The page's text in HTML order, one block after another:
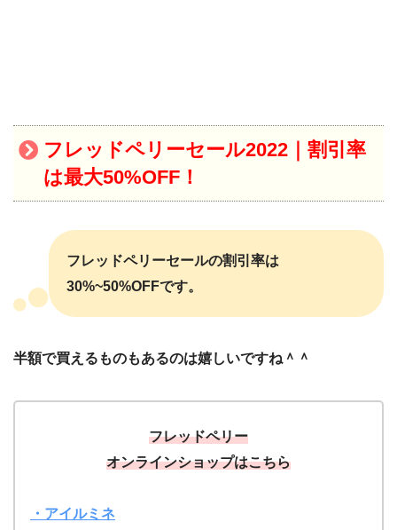
フレッドペリーセール2022｜割引率
は最大50%OFF！
フレッドペリーセールの割引率は
30%~50%OFFです。
半額で買えるものもあるのは嬉しいですね＾＾
フレッドペリー
オンラインショップはこちら
・アイルミネ